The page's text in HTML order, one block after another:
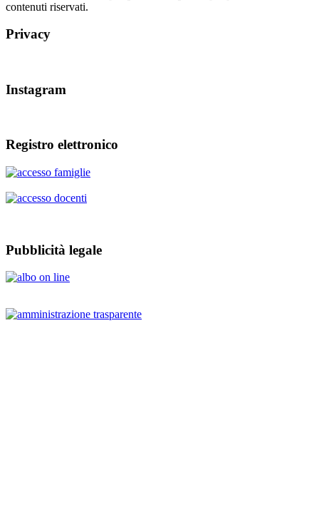
contenuti riservati.
Privacy
Instagram
Registro elettronico
Pubblicità legale